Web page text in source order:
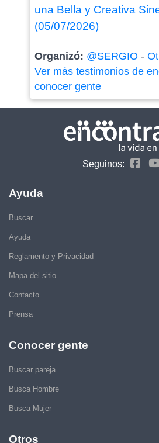
una Bella y Creativa
(05/07/2026)
Organizó: @SERGIO -
Ver más testimonios de
conocer gente
Seguinos:
Ayuda
Buscar
Ayuda
Reglamento y Privacidad
Mapa del sitio
Contacto
Prensa
Conocer gente
Buscar pareja
Busca Hombre
Busca Mujer
Otros